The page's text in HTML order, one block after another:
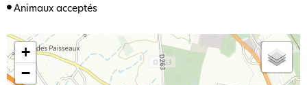
Animaux acceptés
+
−